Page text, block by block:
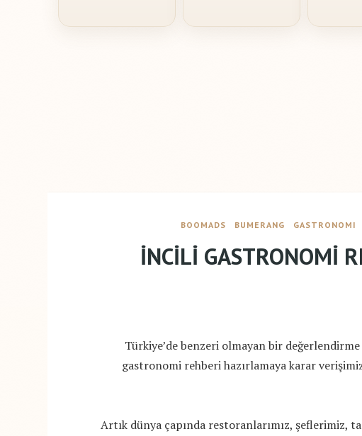
BOOMADS BUMERANG GASTRONOMI
İNCİLİ GASTRONOMİ
Türkiye’de benzeri olmayan bir
gastronomi rehberi hazırlamaya karar
Artık dünya çapında restoranlarımız, şeflerimiz,